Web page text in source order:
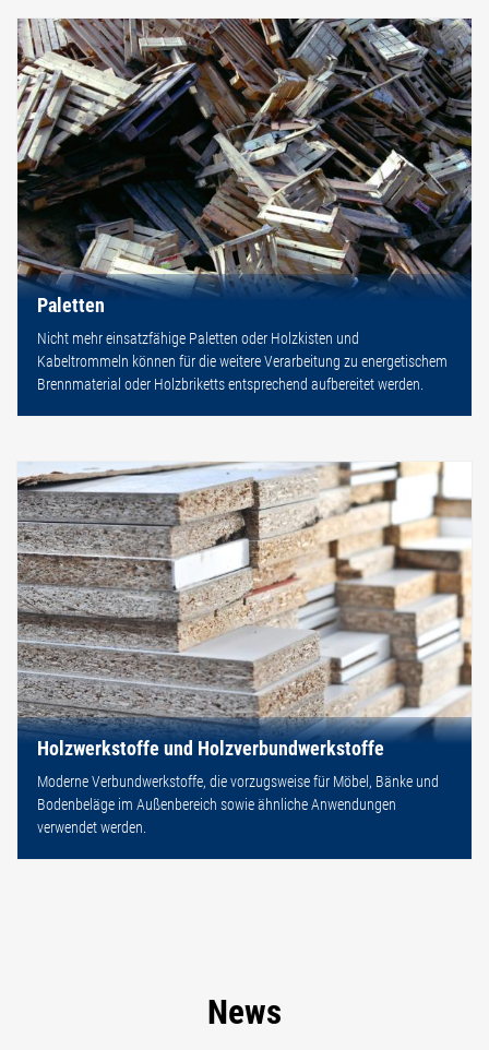
Paletten
Nicht mehr einsatzfähige Paletten oder Holzkisten und
Kabeltrommeln können für die weitere Verarbeitung zu energetischem
Brennmaterial oder Holzbriketts entsprechend aufbereitet werden.
Holzwerkstoffe und Holzverbundwerkstoffe
Moderne Verbundwerkstoffe, die vorzugsweise für Möbel, Bänke und
Bodenbeläge im Außenbereich sowie ähnliche Anwendungen
verwendet werden.
News